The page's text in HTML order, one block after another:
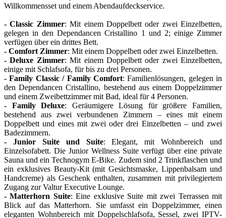
Willkommensset und einem Abendaufdeckservice.
- Classic Zimmer: Mit einem Doppelbett oder zwei Einzelbetten,
gelegen in den Dependancen Cristallino 1 und 2; einige Zimmer
verfügen über ein drittes Bett.
- Comfort Zimmer: Mit einem Doppelbett oder zwei Einzelbetten.
- Deluxe Zimmer: Mit einem Doppelbett oder zwei Einzelbetten,
einige mit Schlafsofa, für bis zu drei Personen.
- Family Classic / Family Comfort: Familienlösungen, gelegen in
den Dependancen Cristallino, bestehend aus einem Doppelzimmer
und einem Zweibettzimmer mit Bad, ideal für 4 Personen.
- Family Deluxe: Geräumigere Lösung für größere Familien,
bestehend aus zwei verbundenen Zimmern – eines mit einem
Doppelbett und eines mit zwei oder drei Einzelbetten – und zwei
Badezimmern.
- Junior Suite und Suite: Elegant, mit Wohnbereich und
Einzelsofabett. Die Junior Wellness Suite verfügt über eine private
Sauna und ein Technogym E-Bike. Zudem sind 2 Trinkflaschen und
ein exklusives Beauty-Kit (mit Gesichtsmaske, Lippenbalsam und
Handcreme) als Geschenk enthalten, zusammen mit privilegiertem
Zugang zur Valtur Executive Lounge.
- Matterhorn Suite: Eine exklusive Suite mit zwei Terrassen mit
Blick auf das Matterhorn. Sie umfasst ein Doppelzimmer, einen
eleganten Wohnbereich mit Doppelschlafsofa, Sessel, zwei IPTV-